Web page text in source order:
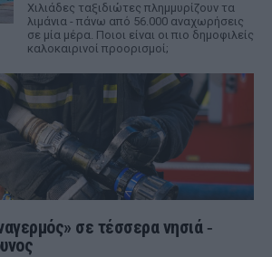
Χιλιάδες ταξιδιώτες πλημμυρίζουν τα
λιμάνια - πάνω από 56.000 αναχωρήσεις
σε μία μέρα. Ποιοι είναι οι πιο δημοφιλείς
καλοκαιρινοί προορισμοί;
σε τέσσερα νησιά ‑